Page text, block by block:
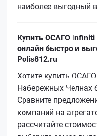
наиболее выгодный
Купить ОСАГО
онлайн быстро и
Polis812.ru
Хотите купить
Набережных Челнах
Сравните
компаний на
рассчитайте